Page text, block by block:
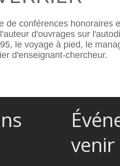
de conférences honoraires
d'ouvrages sur
le voyage à pied, le
d'enseignant-chercheur.
venir